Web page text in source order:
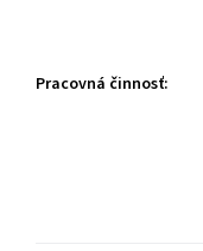
Pracovná činnosť: